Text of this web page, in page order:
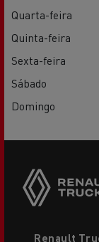
Quarta-feira
Quinta-feira
Sexta-feira
Sábado
Domingo
Renault